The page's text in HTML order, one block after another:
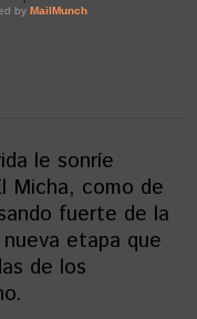
le sonríe
Micha, como de
fuerte de la
etapa que
de los